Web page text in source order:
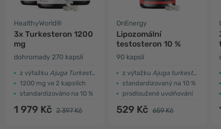
HealthyWorld®
3x Turkesteron 1200
mg
dohromady 270 kapslí
z výtažku Ajuga Turkestanica
1200 mg ve 2 kapslích
standardizováno na 10 %
1 979 Kč 2 397 Kč
OnEnergy
Lipozomální
testosteron 10 %
90 kapslí
z výtažku Ajuga turkestanica
standardizovaný na 10 %
prodloužené uvolňování
529 Kč 659 Kč